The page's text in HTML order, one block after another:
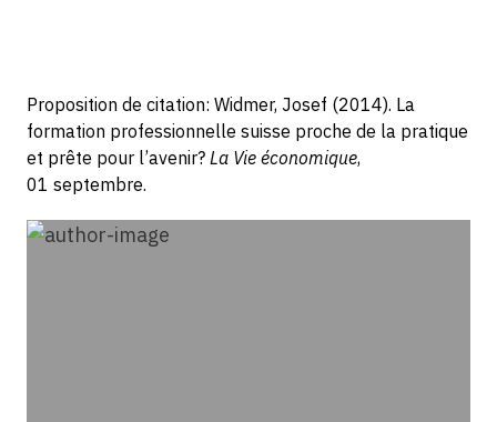
Proposition de citation: Widmer, Josef (2014). La
formation professionnelle suisse proche de la pratique
et prête pour l’avenir? La Vie économique,
01 septembre.